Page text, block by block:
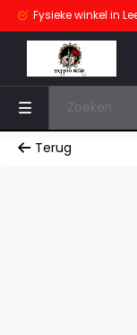
Fysieke winkel in
Terug